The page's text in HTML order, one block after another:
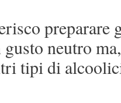
neutro
tipi di